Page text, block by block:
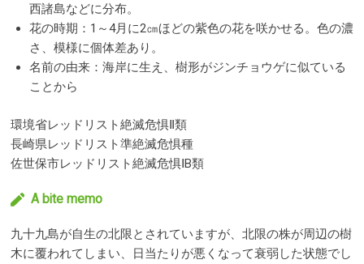
西諸島などに分布。
花の時期：1～4月に2㎝ほどの紫色の花を咲かせる。色の濃
さ、模様に個体差あり。
名前の由来：海岸に生え、樹形がジンチョウゲに似ている
ことから
環境省レッドリスト絶滅危惧Ⅱ類
長崎県レッドリスト準絶滅危惧種
佐世保市レッドリスト絶滅危惧ⅠB類
A bite memo
九十九島が自生の北限とされていますが、北限の株が周辺の樹
木に覆われてしまい、日当たりが悪くなって衰弱した状態でし